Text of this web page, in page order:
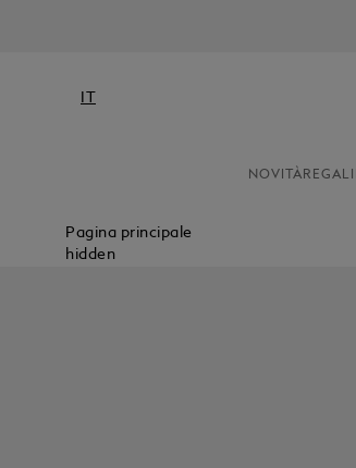
NOVITÀ REGALI
Pagina principale
hidden